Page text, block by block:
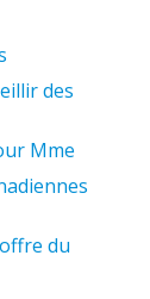
des
Mme
du